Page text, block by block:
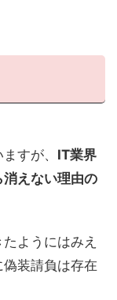
すが、 IT業界
えない理由の
ようにはみえ
装請負は存在